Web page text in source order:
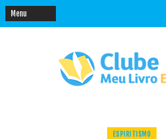
ESPIRITISMO